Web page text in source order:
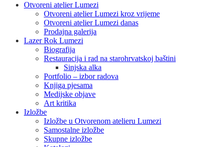
Otvoreni atelier Lumezi
Otvoreni atelier Lumezi kroz vrijeme
Otvoreni atelier Lumezi danas
Prodajna galerija
Lazer Rok Lumezi
Biografija
Restauracija i rad na starohrvatskoj baštini
Sinjska alka
Portfolio – izbor radova
Knjiga pjesama
Medijske objave
Art kritika
Izložbe
Izložbe u Otvorenom atelieru Lumezi
Samostalne izložbe
Skupne izložbe